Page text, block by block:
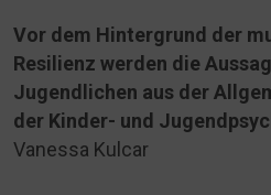
Vor dem Hintergrund der
Resilienz werden die
Jugendlichen aus der
der Kinder- und
Vanessa Kulcar